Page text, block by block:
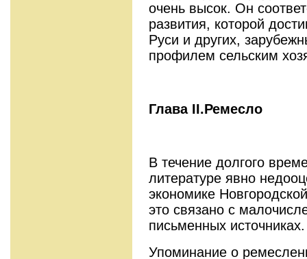
очень высок. Он
развития, которой
Руси и других,
профилем сельским
Глава II.Ремесло
В течение долгого
литературе явно
экономике
это связано с
письменных источниках.
Упоминание о